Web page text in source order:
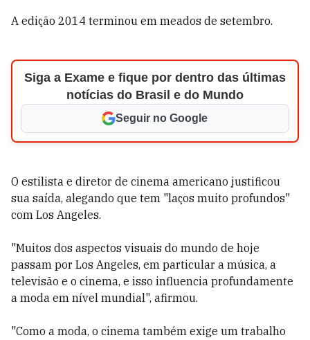
A edição 2014 terminou em meados de setembro.
Siga a Exame e fique por dentro das últimas
notícias do Brasil e do Mundo
Seguir no Google
O estilista e diretor de cinema americano justificou
sua saída, alegando que tem "laços muito profundos"
com Los Angeles.
"Muitos dos aspectos visuais do mundo de hoje
passam por Los Angeles, em particular a música, a
televisão e o cinema, e isso influencia profundamente
a moda em nível mundial", afirmou.
"Como a moda, o cinema também exige um trabalho